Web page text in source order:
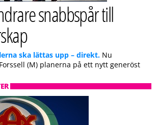
snabbspår till
ska lättas upp – direkt. Nu
(M) planerna på ett nytt generöst